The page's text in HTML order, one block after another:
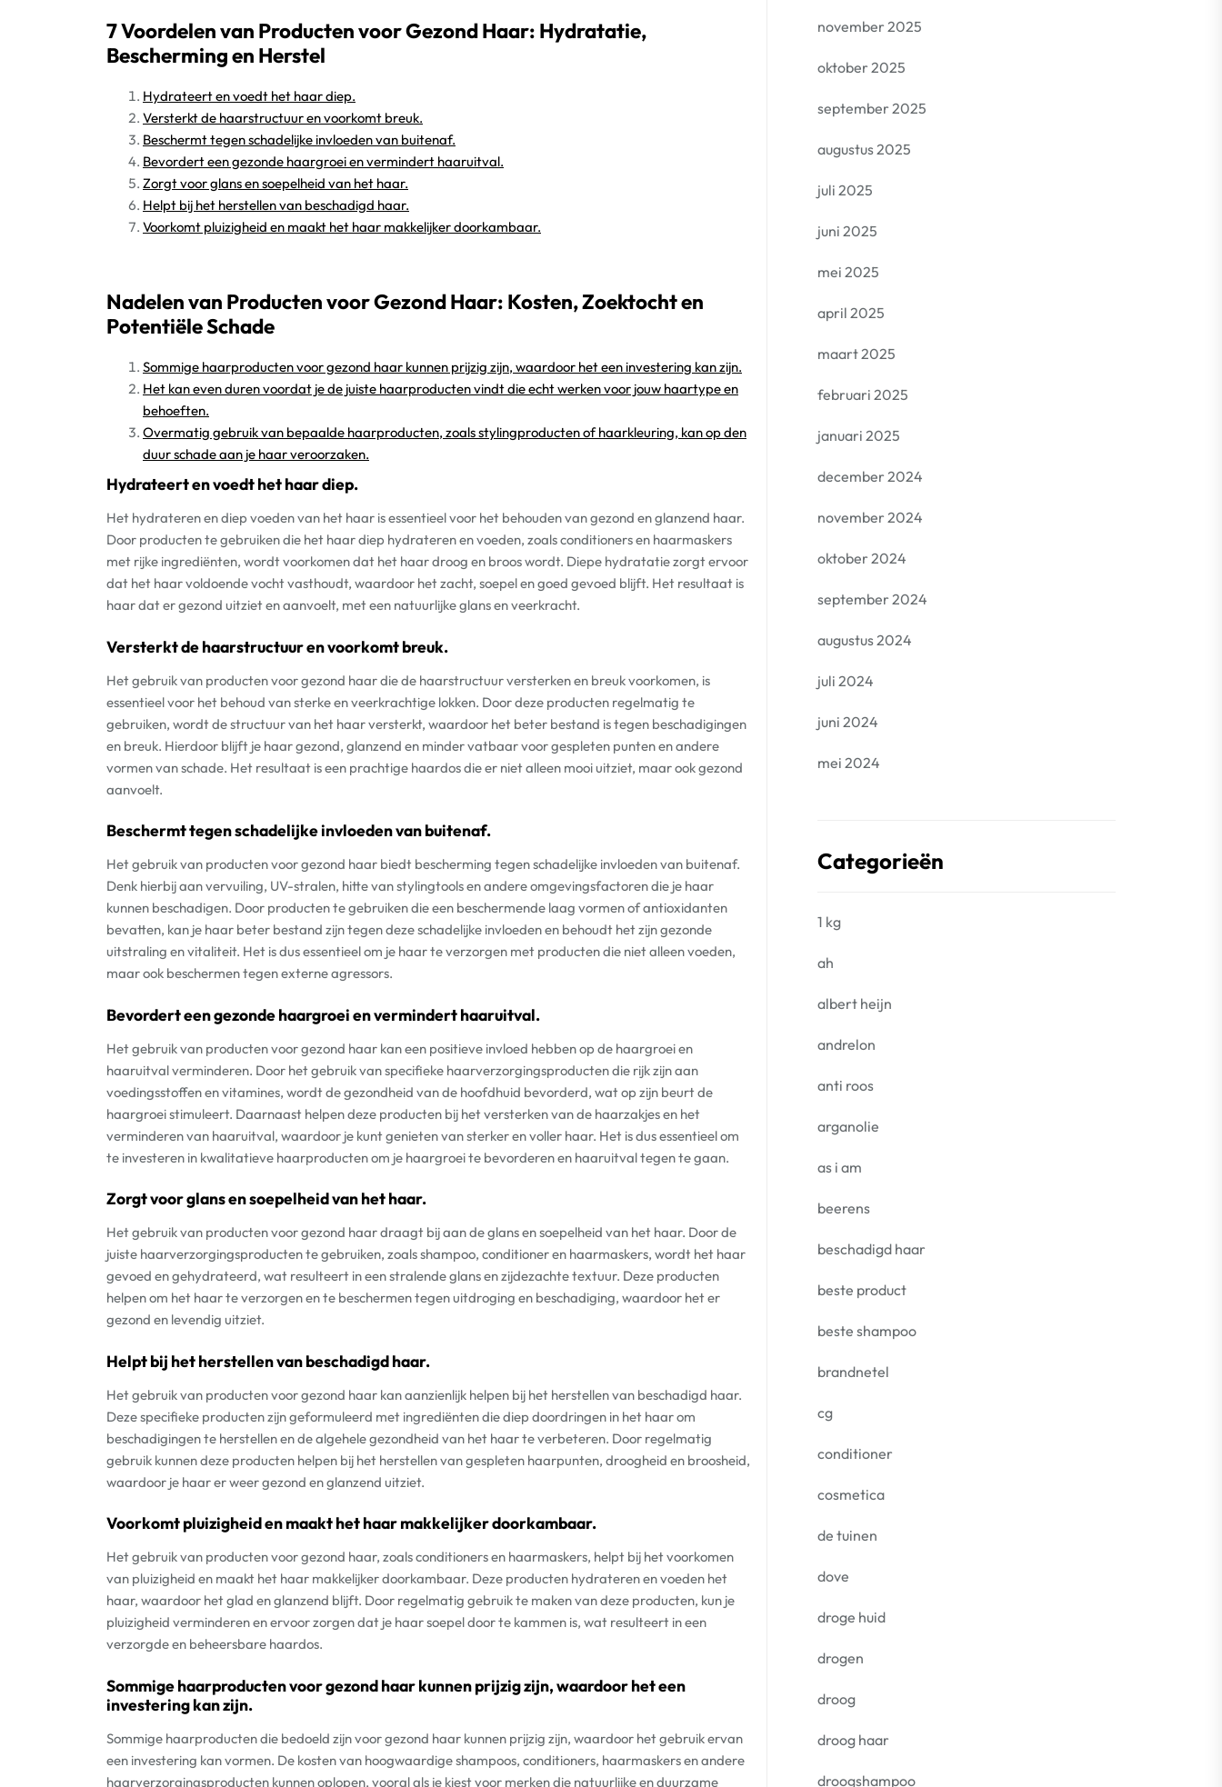
7 Voordelen van Producten voor Gezond Haar: Hydratatie,
Bescherming en Herstel
Hydrateert en voedt het haar diep.
Versterkt de haarstructuur en voorkomt breuk.
Beschermt tegen schadelijke invloeden van buitenaf.
Bevordert een gezonde haargroei en vermindert haaruitval.
Zorgt voor glans en soepelheid van het haar.
Helpt bij het herstellen van beschadigd haar.
Voorkomt pluizigheid en maakt het haar makkelijker doorkambaar.
Nadelen van Producten voor Gezond Haar: Kosten, Zoektocht en
Potentiële Schade
Sommige haarproducten voor gezond haar kunnen prijzig zijn, waardoor het een investering kan zijn.
Het kan even duren voordat je de juiste haarproducten vindt die echt werken voor jouw haartype en
behoeften.
Overmatig gebruik van bepaalde haarproducten, zoals stylingproducten of haarkleuring, kan op den
duur schade aan je haar veroorzaken.
Hydrateert en voedt het haar diep.
Het hydrateren en diep voeden van het haar is essentieel voor het behouden van gezond en glanzend haar.
Door producten te gebruiken die het haar diep hydrateren en voeden, zoals conditioners en haarmaskers
met rijke ingrediënten, wordt voorkomen dat het haar droog en broos wordt. Diepe hydratatie zorgt ervoor
dat het haar voldoende vocht vasthoudt, waardoor het zacht, soepel en goed gevoed blijft. Het resultaat is
haar dat er gezond uitziet en aanvoelt, met een natuurlijke glans en veerkracht.
Versterkt de haarstructuur en voorkomt breuk.
Het gebruik van producten voor gezond haar die de haarstructuur versterken en breuk voorkomen, is
essentieel voor het behoud van sterke en veerkrachtige lokken. Door deze producten regelmatig te
gebruiken, wordt de structuur van het haar versterkt, waardoor het beter bestand is tegen beschadigingen
en breuk. Hierdoor blijft je haar gezond, glanzend en minder vatbaar voor gespleten punten en andere
vormen van schade. Het resultaat is een prachtige haardos die er niet alleen mooi uitziet, maar ook gezond
aanvoelt.
Beschermt tegen schadelijke invloeden van buitenaf.
Het gebruik van producten voor gezond haar biedt bescherming tegen schadelijke invloeden van buitenaf.
Denk hierbij aan vervuiling, UV-stralen, hitte van stylingtools en andere omgevingsfactoren die je haar
kunnen beschadigen. Door producten te gebruiken die een beschermende laag vormen of antioxidanten
bevatten, kan je haar beter bestand zijn tegen deze schadelijke invloeden en behoudt het zijn gezonde
uitstraling en vitaliteit. Het is dus essentieel om je haar te verzorgen met producten die niet alleen voeden,
maar ook beschermen tegen externe agressors.
Bevordert een gezonde haargroei en vermindert haaruitval.
Het gebruik van producten voor gezond haar kan een positieve invloed hebben op de haargroei en
haaruitval verminderen. Door het gebruik van specifieke haarverzorgingsproducten die rijk zijn aan
voedingsstoffen en vitamines, wordt de gezondheid van de hoofdhuid bevorderd, wat op zijn beurt de
haargroei stimuleert. Daarnaast helpen deze producten bij het versterken van de haarzakjes en het
verminderen van haaruitval, waardoor je kunt genieten van sterker en voller haar. Het is dus essentieel om
te investeren in kwalitatieve haarproducten om je haargroei te bevorderen en haaruitval tegen te gaan.
Zorgt voor glans en soepelheid van het haar.
Het gebruik van producten voor gezond haar draagt bij aan de glans en soepelheid van het haar. Door de
juiste haarverzorgingsproducten te gebruiken, zoals shampoo, conditioner en haarmaskers, wordt het haar
gevoed en gehydrateerd, wat resulteert in een stralende glans en zijdezachte textuur. Deze producten
helpen om het haar te verzorgen en te beschermen tegen uitdroging en beschadiging, waardoor het er
gezond en levendig uitziet.
Helpt bij het herstellen van beschadigd haar.
Het gebruik van producten voor gezond haar kan aanzienlijk helpen bij het herstellen van beschadigd haar.
Deze specifieke producten zijn geformuleerd met ingrediënten die diep doordringen in het haar om
beschadigingen te herstellen en de algehele gezondheid van het haar te verbeteren. Door regelmatig
gebruik kunnen deze producten helpen bij het herstellen van gespleten haarpunten, droogheid en broosheid,
waardoor je haar er weer gezond en glanzend uitziet.
Voorkomt pluizigheid en maakt het haar makkelijker doorkambaar.
Het gebruik van producten voor gezond haar, zoals conditioners en haarmaskers, helpt bij het voorkomen
van pluizigheid en maakt het haar makkelijker doorkambaar. Deze producten hydrateren en voeden het
haar, waardoor het glad en glanzend blijft. Door regelmatig gebruik te maken van deze producten, kun je
pluizigheid verminderen en ervoor zorgen dat je haar soepel door te kammen is, wat resulteert in een
verzorgde en beheersbare haardos.
Sommige haarproducten voor gezond haar kunnen prijzig zijn, waardoor het een
investering kan zijn.
Sommige haarproducten die bedoeld zijn voor gezond haar kunnen prijzig zijn, waardoor het gebruik ervan
een investering kan vormen. De kosten van hoogwaardige shampoos, conditioners, haarmaskers en andere
haarverzorgingsproducten kunnen oplopen, vooral als je kiest voor merken die natuurlijke en duurzame
november 2025
oktober 2025
september 2025
augustus 2025
juli 2025
juni 2025
mei 2025
april 2025
maart 2025
februari 2025
januari 2025
december 2024
november 2024
oktober 2024
september 2024
augustus 2024
juli 2024
juni 2024
mei 2024
Categorieën
1 kg
ah
albert heijn
andrelon
anti roos
arganolie
as i am
beerens
beschadigd haar
beste product
beste shampoo
brandnetel
cg
conditioner
cosmetica
de tuinen
dove
droge huid
drogen
droog
droog haar
droogshampoo